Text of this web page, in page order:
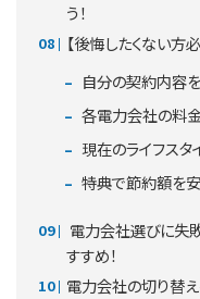
う！
【後悔したくない方
自分の契約内容
各電力会社の料
現在のライフスタ
特典で節約額を
電力会社選びに失
すすめ！
電力会社の切り替